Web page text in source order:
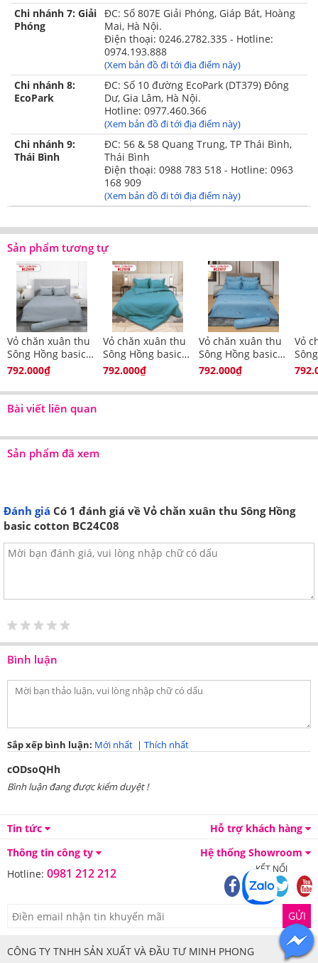
Họa tiết phối màu trang nhã
Hướng dẫn vệ sinh vỏ chăn Sông Hồng
Basic cotton
Chọn chương trình giặt nhẹ với mức vòng
Hòa tan bột giặt/ nước giặt với nước sạch dưới 30
Giặt vỏ chăn xuân thu tối thiểu 2 lần để đảm bảo xả
phát triển.
Phơi khô bộ đồ giường ngay sau khi giặt nhằm
tránh biến dạng, làm giảm độ bóng.
Cách giặt tay
Hòa tan bột giặt/ nước giặt với nước sạch trong
nước khoảng vài phút.
Xả sạch vỏ chăn xuân thu trong thùng lớn hơn. Để
trung hòa chất bẩn, bạn có thể thêm 2-3 muỗng
giấm trắng.
Cố gắng không vắt mạnh vỏ chăn. Sau đó, bạn đặt
chúng lên khăn khô để thấm bớt nước.
Phơi bộ đồ giường khô tự nhiên đến khi ráo hẳn.
Sông Hồng Basic
cotton
Chi nhánh 7: Giải
Phóng
ĐC: Số 807E Giải Phóng, Giáp Bát, Hoàng
Mai, Hà Nội.
Điện thoại: 0246.2782.335 - Hotline:
0974.193.888
(Xem bản đồ đi tới địa điểm này)
Chi nhánh 8:
EcoPark
ĐC: Số 10 đường EcoPark (DT379) Đông
Dư, Gia Lâm, Hà Nội.
Hotline: 0977.460.366
(Xem bản đồ đi tới địa điểm này)
Chi nhánh 9:
Thái Bình
ĐC: 56 & 58 Quang Trung, TP Thái Bình,
Thái Bình
Điện thoại: 0988 783 518 - Hotline: 0963
168 909
(Xem bản đồ đi tới địa điểm này)
Sản phẩm tương tự
Vỏ chăn xuân thu
Sông Hồng basic
cotton BC25119
792.000₫
Vỏ chăn xuân thu
Sông Hồng basic
cotton BC25118
792.000₫
Vỏ chăn xuân thu
Sông Hồng basic
cotton BC25117
792.000₫
Vỏ
Bài viết liên quan
Sản phẩm đã xem
Đánh giá Có 1 đánh giá về Vỏ chăn xuân thu Sông Hồng
basic cotton BC24C08
Bình luận
Sắp xếp bình luận: Mới nhất | Thích nhất
cODsoQHh
Bình luận đang được kiểm duyệt !
Tin tức
Hỗ trợ khách hàng
Thông tin công ty
Hệ thống Showroom
Hotline: 0981 212 212 KẾT NỐI
GỬI
CÔNG TY TNHH SẢN XUẤT VÀ ĐẦU TƯ MINH PHONG